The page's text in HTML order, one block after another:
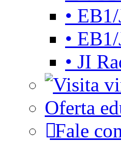
•
•
• JI
Oferta
Fale